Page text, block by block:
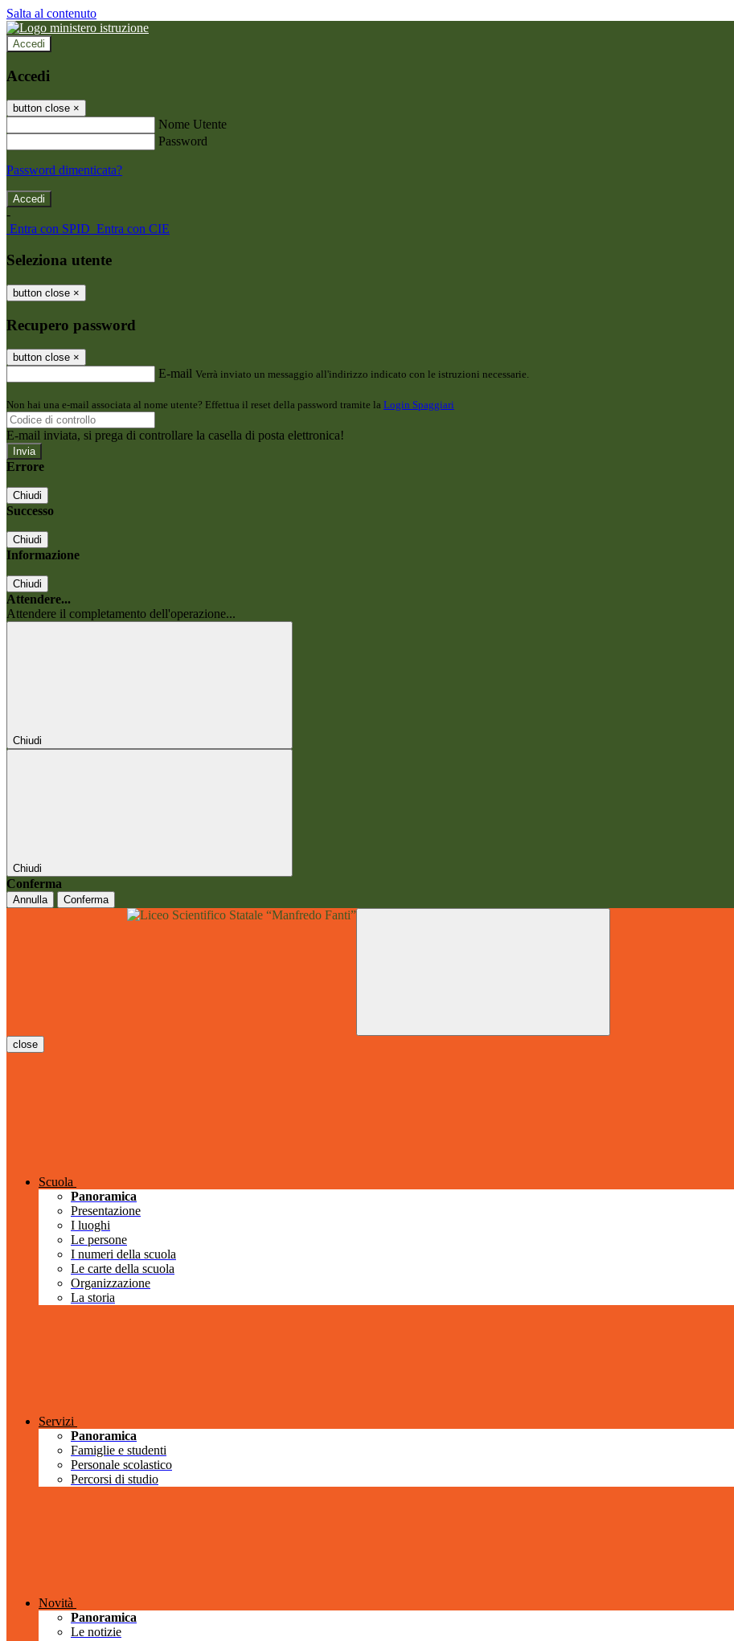
Salta al contenuto
Accedi
Accedi
button close ×
Nome Utente
Password
Password dimenticata?
-
Entra con SPID Entra con CIE
Seleziona utente
button close ×
Recupero password
button close ×
E-mail Verrà inviato un messaggio all'indirizzo indicato con le istruzioni necessarie.
Non hai una e-mail associata al nome utente? Effettua il reset della password tramite la Login Spaggiari
E-mail inviata, si prega di controllare la casella di posta elettronica!
Errore
Chiudi
Successo
Chiudi
Informazione
Chiudi
Attendere...
Attendere il completamento dell'operazione...
Chiudi
Chiudi
Conferma
Annulla Conferma
close
Scuola
Panoramica
Presentazione
I luoghi
Le persone
I numeri della scuola
Le carte della scuola
Organizzazione
La storia
Servizi
Panoramica
Famiglie e studenti
Personale scolastico
Percorsi di studio
Novità
Panoramica
Le notizie